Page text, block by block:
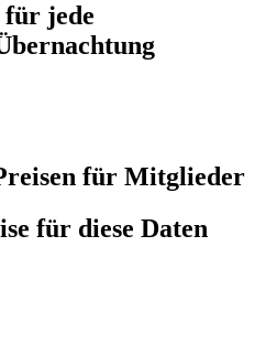
für jede
für Mitglieder
für diese Daten